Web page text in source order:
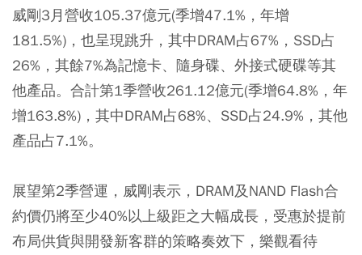
威剛3月營收105.37億元(季增47.1%，年增
181.5%)，也呈現跳升，其中DRAM占67%，SSD占
26%，其餘7%為記憶卡、隨身碟、外接式硬碟等其
他產品。合計第1季營收261.12億元(季增64.8%，年
增163.8%)，其中DRAM占68%、SSD占24.9%，其他
產品占7.1%。
展望第2季營運，威剛表示，DRAM及NAND Flash合
約價仍將至少40%以上級距之大幅成長，受惠於提前
布局供貨與開發新客群的策略奏效下，樂觀看待